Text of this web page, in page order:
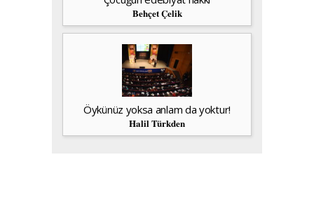
Behçet Çelik
Öykünüz yoksa anlam da yoktur!
Halil Türkden